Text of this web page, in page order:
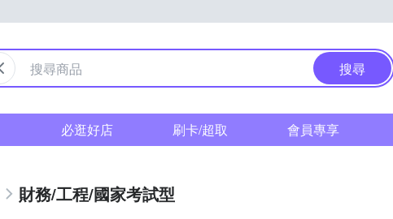
搜尋
必逛好店 刷卡/超取 會員專享
財務/工程/國家考試型